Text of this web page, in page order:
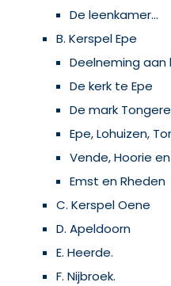
De leenkamer...
B. Kerspel Epe
Deelneming
De kerk te Epe
De mark
Epe, Lohuizen,
Vende, Hoorie
Emst en Rheden
C. Kerspel Oene
D. Apeldoorn
E. Heerde.
F. Nijbroek.